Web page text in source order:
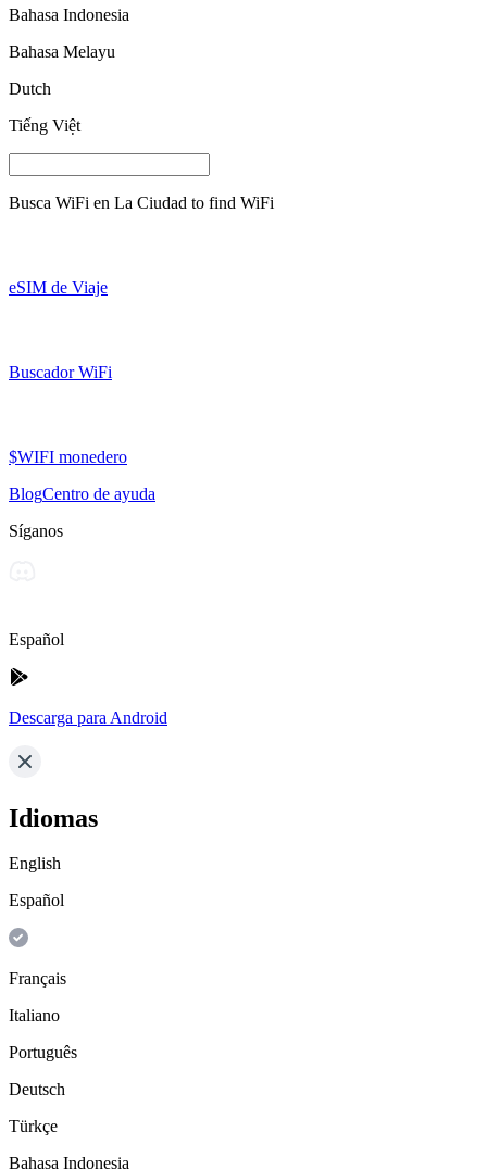
Bahasa Indonesia
Bahasa Melayu
Dutch
Tiếng Việt
Busca WiFi en La Ciudad to find WiFi
eSIM de Viaje
Buscador WiFi
$WIFI monedero
BlogCentro de ayuda
Síganos
Español
Descarga para Android
Idiomas
English
Español
Français
Italiano
Português
Deutsch
Türkçe
Bahasa Indonesia